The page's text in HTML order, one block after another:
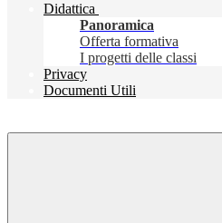
Didattica
Panoramica
Offerta formativa
I progetti delle classi
Privacy
Documenti Utili